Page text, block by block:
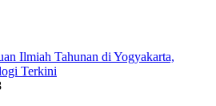
Ilmiah Tahunan di Yogyakarta,
Terkini